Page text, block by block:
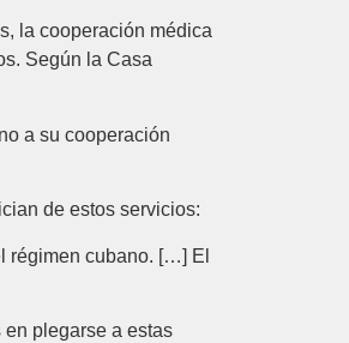
la cooperación médica
Según la Casa
a su cooperación
de estos servicios:
régimen cubano. […] El
plegarse a estas